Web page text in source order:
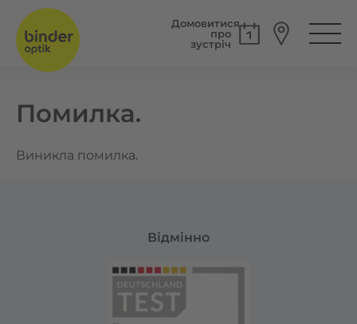
Домовитися
про
зустріч
Помилка.
Виникла помилка.
Відмінно